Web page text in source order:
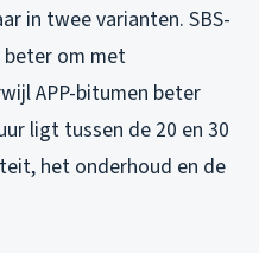
in twee varianten. SBS-
om met
APP-bitumen beter
ligt tussen de 20 en 30
het onderhoud en de